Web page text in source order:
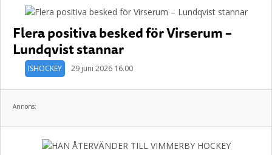
Flera positiva besked för Virserum –
Lundqvist stannar
ISHOCKEY 29 juni 2026 16.00
Annons: